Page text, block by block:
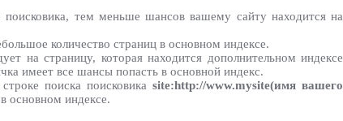
тем меньше шансов вашему сайту находится на
количество страниц в основном индексе.
на страницу, которая находится дополнительном индексе
имеет все шансы попасть в основной индекс.
поиска поисковика site:http://www.mysite(имя вашего
основном индексе.